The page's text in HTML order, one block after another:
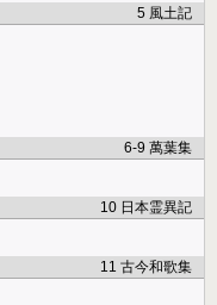
5 風土記
6-9 萬葉集
10 日本霊異記
11 古今和歌集